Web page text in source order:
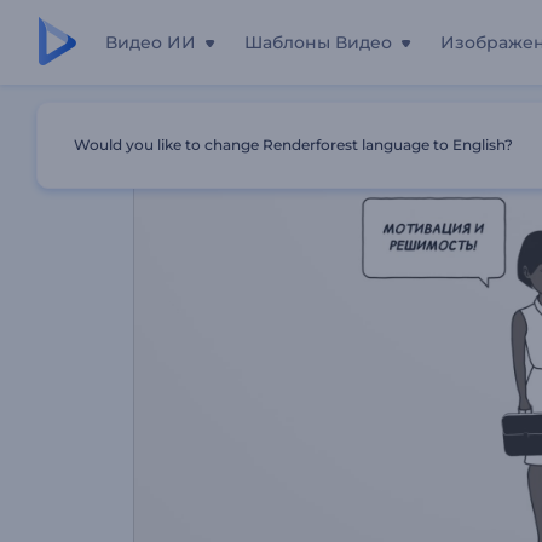
Видео ИИ Шаблоны Видео
Приглашение На Семинар По
Would you like to change Renderforest language to English?